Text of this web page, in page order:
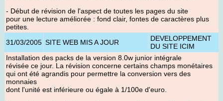
- Début de révision de l'aspect de toutes les pages du site
pour une lecture améliorée : fond clair, fontes de caractères plus
petites.
31/03/2005 SITE WEB MIS A JOUR
DEVELOPPEMENT
DU SITE ICIM
Installation des packs de la version 8.0w junior intégrale
révisée ce jour. La révision concerne certains champs monétaires
qui ont été agrandis pour permettre la conversion vers des
monnaies
dont l'unité est inférieure ou égale à 1/100e d'euro.